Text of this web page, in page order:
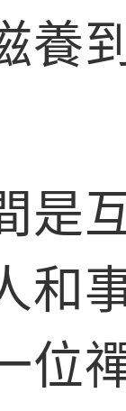
養
是
和
位